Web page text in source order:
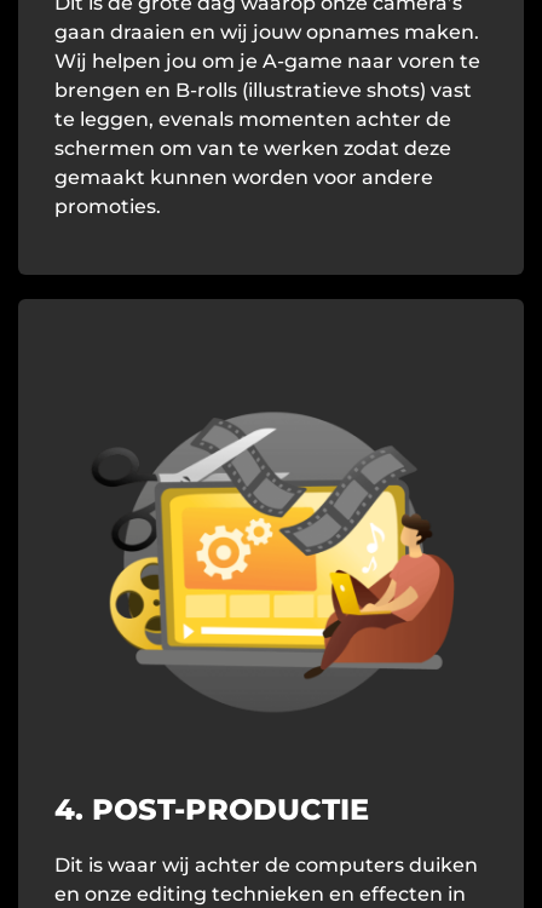
gaan draaien en wij jouw opnames maken.
Wij helpen jou om je A-game naar voren te
brengen en B-rolls (illustratieve shots) vast
te leggen, evenals momenten achter de
schermen om van te werken zodat deze
gemaakt kunnen worden voor andere
promoties.
4. POST-PRODUCTIE
Dit is waar wij achter de computers duiken
en onze editing technieken en effecten in